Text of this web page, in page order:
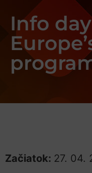
Info
Začiatok: 27. 04.